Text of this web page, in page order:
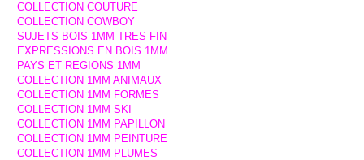
COLLECTION COUTURE
COLLECTION COWBOY
SUJETS BOIS 1MM TRES FIN
EXPRESSIONS EN BOIS 1MM
PAYS ET REGIONS 1MM
COLLECTION 1MM ANIMAUX
COLLECTION 1MM FORMES
COLLECTION 1MM SKI
COLLECTION 1MM PAPILLON
COLLECTION 1MM PEINTURE
COLLECTION 1MM PLUMES